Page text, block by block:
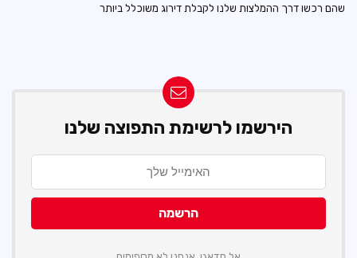
שהם רכשו דרך ההמלצות שלנו לקבלת דירוג משוכלל ביותר
הירשמו לרשימת התפוצה שלנו